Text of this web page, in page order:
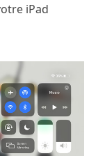
iPad